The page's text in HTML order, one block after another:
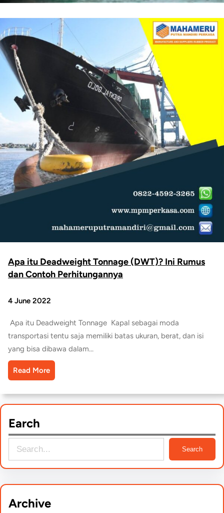
Apa itu Deadweight Tonnage (DWT)? Ini Rumus
dan Contoh Perhitungannya
4 June 2022
Apa itu Deadweight Tonnage Kapal sebagai moda
transportasi tentu saja memiliki batas ukuran, berat, dan isi
yang bisa dibawa dalam…
Read More
Earch
e
c
Search
Archive